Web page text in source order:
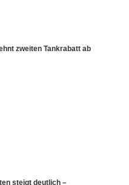
zweiten Tankrabatt ab
steigt deutlich –